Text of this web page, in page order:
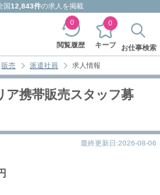
国12,843件の求人を掲載
閲覧履歴
0
キープ
0
お仕事検索
販売 派遣社員 求人情報
ア携帯販売スタッフ募
最終更新日:2026-08-06